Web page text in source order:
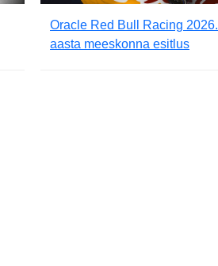
Oracle Red Bull Racing 2026.
aasta meeskonna esitlus